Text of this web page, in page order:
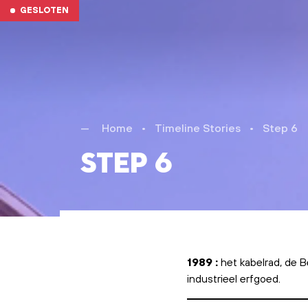
Skip to main content
GESLOTEN
Step 6
Home • Timeline Stories • Step 6
1989 : het kabelrad, de
industrieel erfgoed.